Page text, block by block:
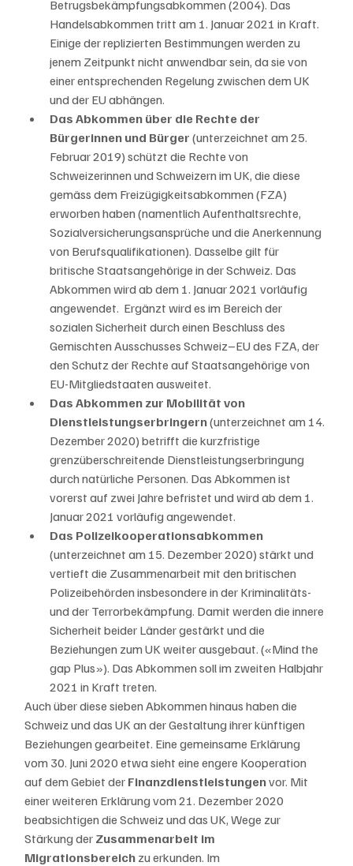
Betrugsbekämpfungsabkommen (2004). Das
Handelsabkommen tritt am 1. Januar 2021 in Kraft.
Einige der replizierten Bestimmungen werden zu
jenem Zeitpunkt nicht anwendbar sein, da sie von
einer entsprechenden Regelung zwischen dem UK
und der EU abhängen.
Das Abkommen über die Rechte der
Bürgerinnen und Bürger (unterzeichnet am 25.
Februar 2019) schützt die Rechte von
Schweizerinnen und Schweizern im UK, die diese
gemäss dem Freizügigkeitsabkommen (FZA)
erworben haben (namentlich Aufenthaltsrechte,
Sozialversicherungsansprüche und die Anerkennung
von Berufsqualifikationen). Dasselbe gilt für
britische Staatsangehörige in der Schweiz. Das
Abkommen wird ab dem 1. Januar 2021 vorläufig
angewendet.  Ergänzt wird es im Bereich der
sozialen Sicherheit durch einen Beschluss des
Gemischten Ausschusses Schweiz–EU des FZA, der
den Schutz der Rechte auf Staatsangehörige von
EU-Mitgliedstaaten ausweitet.
Das Abkommen zur Mobilität von
Dienstleistungserbringern (unterzeichnet am 14.
Dezember 2020) betrifft die kurzfristige
grenzüberschreitende Dienstleistungserbringung
durch natürliche Personen. Das Abkommen ist
vorerst auf zwei Jahre befristet und wird ab dem 1.
Januar 2021 vorläufig angewendet.
Das Polizeikooperationsabkommen
(unterzeichnet am 15. Dezember 2020) stärkt und
vertieft die Zusammenarbeit mit den britischen
Polizeibehörden insbesondere in der Kriminalitäts-
und der Terrorbekämpfung. Damit werden die innere
Sicherheit beider Länder gestärkt und die
Beziehungen zum UK weiter ausgebaut. («Mind the
gap Plus»). Das Abkommen soll im zweiten Halbjahr
2021 in Kraft treten.
Auch über diese sieben Abkommen hinaus haben die
Schweiz und das UK an der Gestaltung ihrer künftigen
Beziehungen gearbeitet. Eine gemeinsame Erklärung
vom 30. Juni 2020 etwa sieht eine engere Kooperation
auf dem Gebiet der Finanzdienstleistungen vor. Mit
einer weiteren Erklärung vom 21. Dezember 2020
beabsichtigen die Schweiz und das UK, Wege zur
Stärkung der Zusammenarbeit im
Migrationsbereich zu erkunden. Im